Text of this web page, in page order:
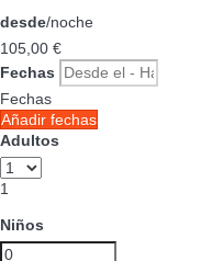
desde/noche
105, 00 €
Fechas
Fechas
Añadir fechas
Adultos
1
Niños